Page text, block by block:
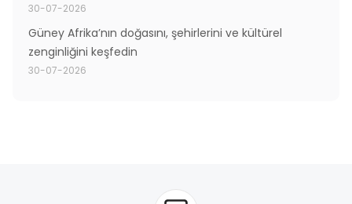
30-07-2026
Güney Afrika’nın doğasını, şehirlerini ve kültürel
zenginliğini keşfedin
30-07-2026